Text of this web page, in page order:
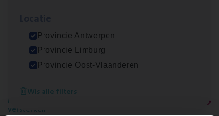
Provincie Antwerpen
Provincie Limburg
Provincie Oost-Vlaanderen
Wis alle filters
Antwerpen
Meer dan collega’s: hoe Julie en Aurélie elkaar
versterken